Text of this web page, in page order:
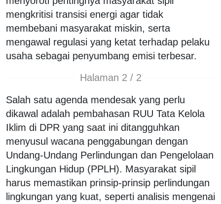
mengkritisi transisi energi agar tidak
membebani masyarakat miskin, serta
mengawal regulasi yang ketat terhadap pelaku
usaha sebagai penyumbang emisi terbesar.
Halaman 2 / 2
Salah satu agenda mendesak yang perlu
dikawal adalah pembahasan RUU Tata Kelola
Iklim di DPR yang saat ini ditangguhkan
menyusul wacana penggabungan dengan
Undang-Undang Perlindungan dan Pengelolaan
Lingkungan Hidup (PPLH). Masyarakat sipil
harus memastikan prinsip-prinsip perlindungan
lingkungan yang kuat, seperti analisis mengenai